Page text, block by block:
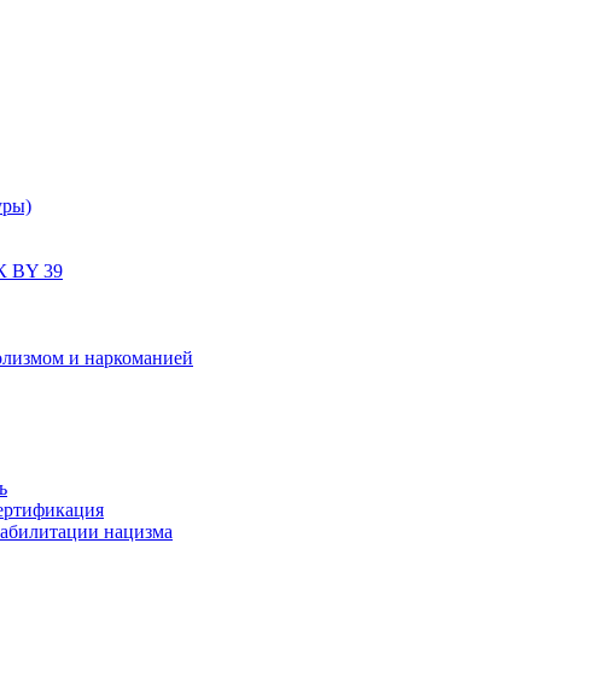
BY 39
и наркоманией
нацизма